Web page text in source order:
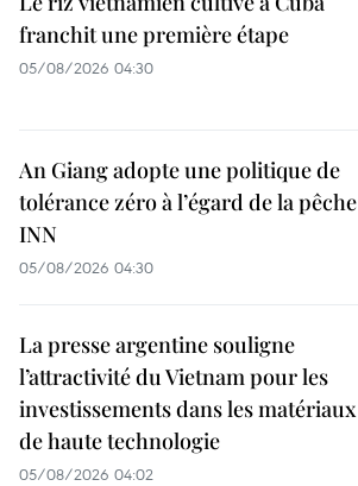
franchit une première étape
05/08/2026 04:30
An Giang adopte une politique de
tolérance zéro à l’égard de la pêche
INN
05/08/2026 04:30
La presse argentine souligne
l’attractivité du Vietnam pour les
investissements dans les matériaux
de haute technologie
05/08/2026 04:02